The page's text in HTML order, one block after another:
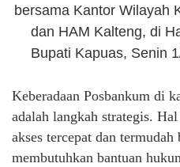
bersama Kantor Wilayah
dan HAM Kalteng, di
Bupati Kapuas, Senin
Keberadaan Posbankum di
adalah langkah strategis.
akses tercepat dan
membutuhkan bantuan